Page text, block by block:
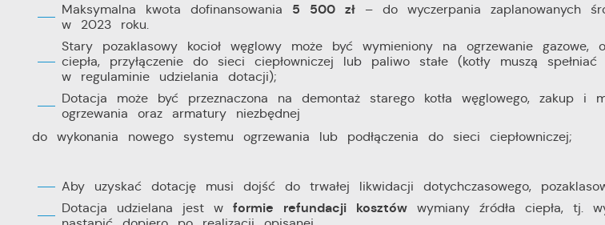
Maksymalna kwota dofinansowania 5 500 zł– do wyczerpania zaplanowanych
w 2023 roku.
Stary pozaklasowy kocioł węglowy może być wymieniony na ogrzewanie gazowe,
ciepła, przyłączenie do sieci ciepłowniczej lub paliwo stałe (kotły muszą spełniać
w regulaminie udzielania dotacji);
Dotacja może być przeznaczona na demontaż starego kotła węglowego, zakup i
ogrzewania oraz armatury niezbędnej
do wykonania nowego systemu ogrzewania lub podłączenia do sieci ciepłowniczej;
Aby uzyskać dotację musi dojść do trwałej likwidacji dotychczasowego,
Dotacja udzielana jest w formie refundacji kosztówwymiany źródła ciepła, tj.